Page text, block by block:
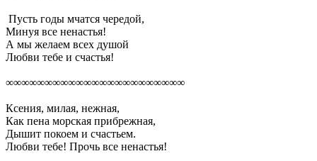
Пусть годы мчатся чередой,
Минуя все ненастья!
А мы желаем всех душой
Любви тебе и счастья!
∞∞∞∞∞∞∞∞∞∞∞∞∞∞∞∞∞∞∞∞∞∞∞
Ксения, милая, нежная,
Как пена морская прибрежная,
Дышит покоем и счастьем.
Любви тебе! Прочь все ненастья!